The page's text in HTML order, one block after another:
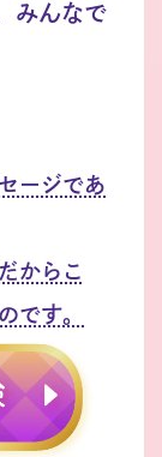
みんなで
ージであ
からこ
です。